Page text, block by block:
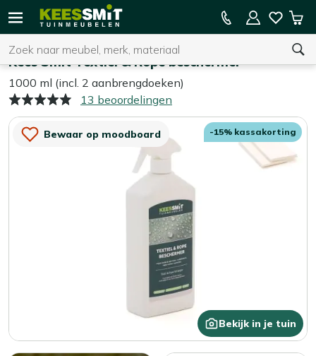
Kees
Tuinmeubelen
Zoeken
U heeft geen product(en) in uw winkelwagen.
15% kassakorting op de hele collectie
Kees Smit Textiel & Rope beschermer
1000 ml (incl. 2 aanbrengdoeken)
13 beoordelingen
Bewaar op moodboard
Bekijk in je tuin
-15% kassakorting